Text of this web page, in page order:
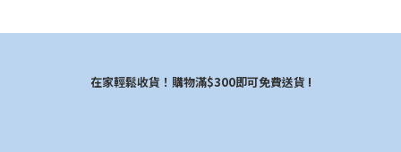
在家輕鬆收貨！購物滿$300即可免費送貨 !